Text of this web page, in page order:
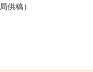
供稿）